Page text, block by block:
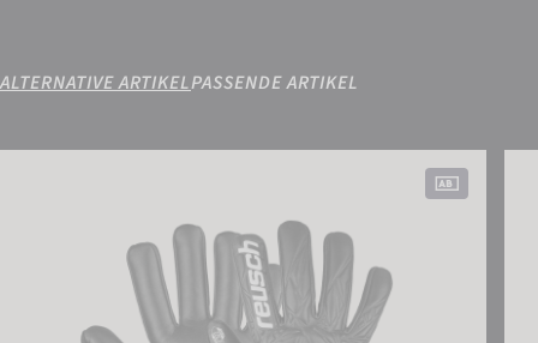
ALTERNATIVE ARTIKELPASSENDE ARTIKEL